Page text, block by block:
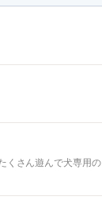
くさん遊んで犬専用の